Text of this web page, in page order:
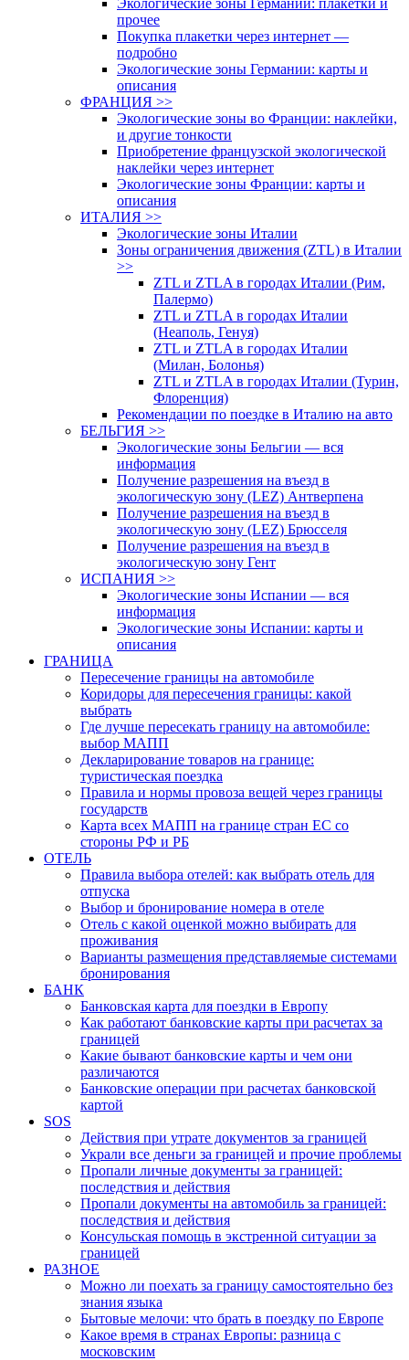
прочее
Покупка плакетки через интернет —
подробно
Экологические зоны Германии: карты и
описания
ФРАНЦИЯ >>
Экологические зоны во Франции: наклейки,
и другие тонкости
Приобретение французской экологической
наклейки через интернет
Экологические зоны Франции: карты и
описания
ИТАЛИЯ >>
Экологические зоны Италии
Зоны ограничения движения (ZTL) в Италии
>>
ZTL и ZTLA в городах Италии (Рим,
Палермо)
ZTL и ZTLA в городах Италии
(Неаполь, Генуя)
ZTL и ZTLA в городах Италии
(Милан, Болонья)
ZTL и ZTLA в городах Италии (Турин,
Флоренция)
Рекомендации по поездке в Италию на авто
БЕЛЬГИЯ >>
Экологические зоны Бельгии — вся
информация
Получение разрешения на въезд в
экологическую зону (LEZ) Антверпена
Получение разрешения на въезд в
экологическую зону (LEZ) Брюсселя
Получение разрешения на въезд в
экологическую зону Гент
ИСПАНИЯ >>
Экологические зоны Испании — вся
информация
Экологические зоны Испании: карты и
описания
ГРАНИЦА
Пересечение границы на автомобиле
Коридоры для пересечения границы: какой
выбрать
Где лучше пересекать границу на автомобиле:
выбор МАПП
Декларирование товаров на границе:
туристическая поездка
Правила и нормы провоза вещей через границы
государств
Карта всех МАПП на границе стран ЕС со
стороны РФ и РБ
ОТЕЛЬ
Правила выбора отелей: как выбрать отель для
отпуска
Выбор и бронирование номера в отеле
Отель с какой оценкой можно выбирать для
проживания
Варианты размещения представляемые системами
бронирования
БАНК
Банковская карта для поездки в Европу
Как работают банковские карты при расчетах за
границей
Какие бывают банковские карты и чем они
различаются
Банковские операции при расчетах банковской
картой
SOS
Действия при утрате документов за границей
Украли все деньги за границей и прочие проблемы
Пропали личные документы за границей:
последствия и действия
Пропали документы на автомобиль за границей:
последствия и действия
Консульская помощь в экстренной ситуации за
границей
РАЗНОЕ
Можно ли поехать за границу самостоятельно без
знания языка
Бытовые мелочи: что брать в поездку по Европе
Какое время в странах Европы: разница с
московским